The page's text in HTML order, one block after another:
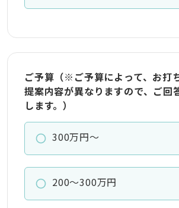
ご予算（※ご予算によって、お打
提案内容が異なりますので、ご回
します。）
300万円～
200～300万円